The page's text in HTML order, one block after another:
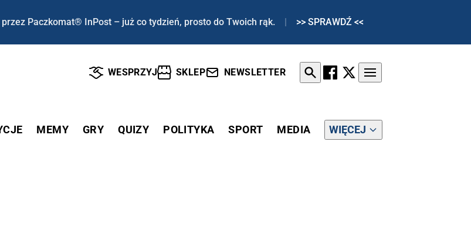
Paczkomat® InPost – już co tydzień, prosto do Twoich rąk. | >> SPRAWDŹ <<
WESPRZYJ SKLEP NEWSLETTER
MEMY GRY QUIZY POLITYKA SPORT MEDIA WIĘCEJ